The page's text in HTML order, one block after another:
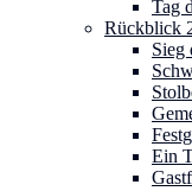
Tag
Rückblick
Sieg
Ein